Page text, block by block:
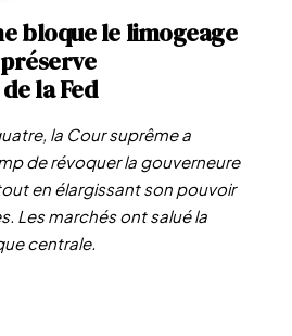
bloque le limogeage
la Fed
la Cour suprême a
de révoquer la gouverneure
en élargissant son pouvoir
Les marchés ont salué la
centrale.